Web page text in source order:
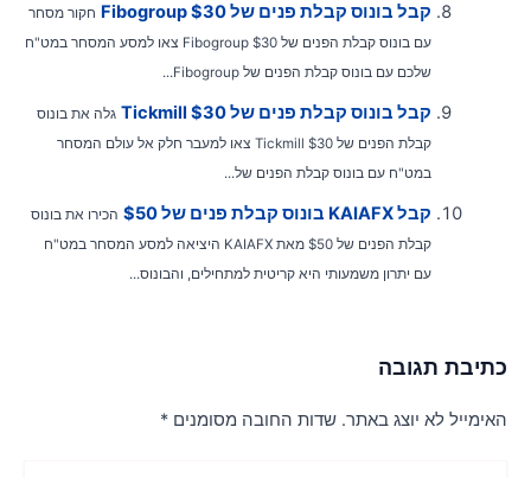
קבל בונוס קבלת פנים של Fibogroup $30
חקור מסחר
עם בונוס קבלת הפנים של Fibogroup $30 צאו למסע המסחר במט"ח
שלכם עם בונוס קבלת הפנים של Fibogroup...
קבל בונוס קבלת פנים של Tickmill $30
גלה את בונוס
קבלת הפנים של Tickmill $30 צאו למעבר חלק אל עולם המסחר
במט"ח עם בונוס קבלת הפנים של...
קבל KAIAFX בונוס קבלת פנים של $50
הכירו את בונוס
קבלת הפנים של $50 מאת KAIAFX היציאה למסע המסחר במט"ח
עם יתרון משמעותי היא קריטית למתחילים, והבונוס...
תגובה
לא יוצג באתר. שדות החובה מסומנים*